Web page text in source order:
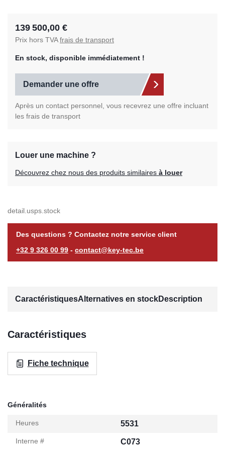
139 500,00 €
Prix hors TVAfrais de transport
En stock, disponible immédiatement !
Demander une offre
Après un contact personnel, vous recevrez une offre incluant
les frais de transport
Louer une machine ?
Découvrez chez nous des produits similaires à louer
detail.usps.stock
Des questions ? Contactez notre service client
+32 9 326 00 99 - contact@key-tec.be
CaractéristiquesAlternatives en stockDescription
Caractéristiques
Fiche technique
Généralités
Heures 5531
Interne # C073